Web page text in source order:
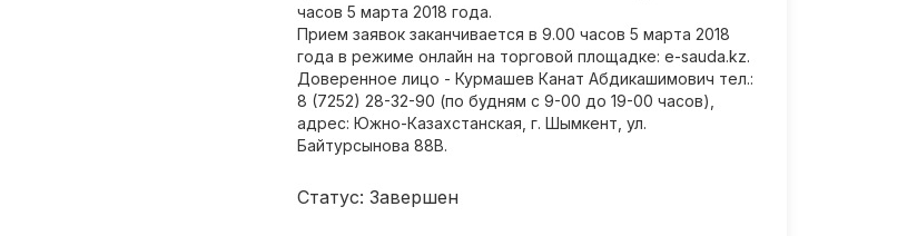
часов 5 марта 2018 года.
Прием заявок заканчивается в 9.00 часов 5 марта 2018
года в режиме онлайн на торговой площадке: e-sauda.kz.
Доверенное лицо - Курмашев Канат Абдикашимович тел.:
8 (7252) 28-32-90 (по будням с 9-00 до 19-00 часов),
адрес: Южно-Казахстанская, г. Шымкент, ул.
Байтурсынова 88В.
Статус: Завершен